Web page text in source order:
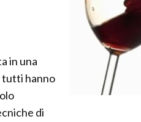
in una
tutti hanno
di